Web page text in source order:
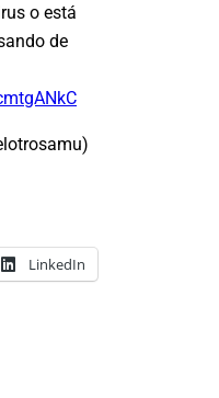
o está
de
LinkedIn